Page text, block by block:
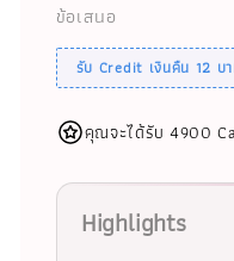
ข้อเสนอ
รับ Credit เงินคืน 12 บ
คุณจะได้รับ 4900
Highlights